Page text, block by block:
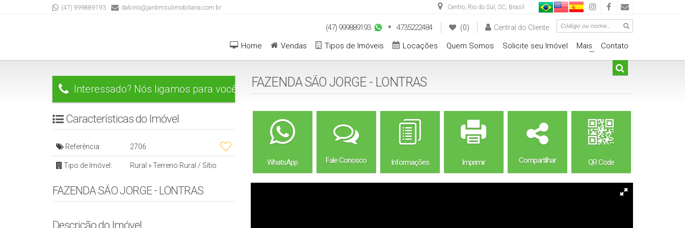
Centro, Rio do Sul , SC, Brasil
(47) 999889193 dalcirio@jardimsulimobiliaria.com.br
Central do Cliente
(0)
(47) 999889193
4735222484
Contato
+
Mais
Solicite seu Imóvel
Quem Somos
Locações
Tipos de Imóveis
Vendas
Home
Interessado? Nós ligamos para você!
Características do Imóvel
Referência: 2706
Tipo de Imóvel: Rural »Terreno Rural / Sítio
FAZENDA SÃO JORGE - LONTRAS
Descrição do Imóvel
FAZENDA SÃO JORGE - LONTRAS
WhatsApp Fale Conosco Informações Imprimir Compartilhar QR Code